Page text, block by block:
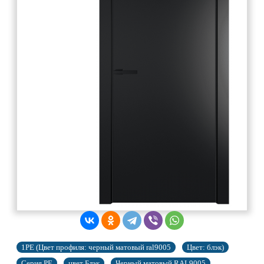
1PE (Цвет профиля: черный матовый ral9005
Цвет: блэк)